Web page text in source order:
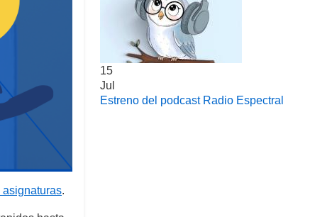
.
15
Jul
Estreno del podcast Radio Espectral